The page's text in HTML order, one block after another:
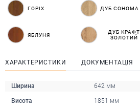
ГОРІХ ДУБ СОНОМА
ЯБЛУНЯ
ДУБ КРАФТ
ЗОЛОТИЙ
ХАРАКТЕРИСТИКИ ДОКУМЕНТАЦІЯ
Ширина 642 мм
Висота 1851 мм